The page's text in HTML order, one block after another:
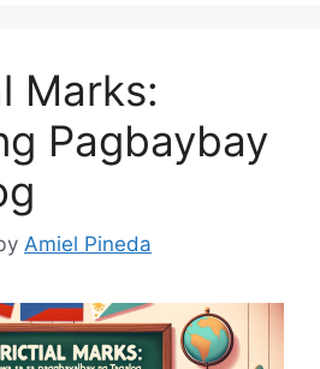
Marks:
Pagbaybay
Amiel Pineda